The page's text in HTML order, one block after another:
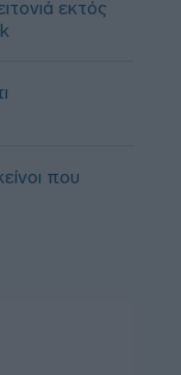
εκτός
που